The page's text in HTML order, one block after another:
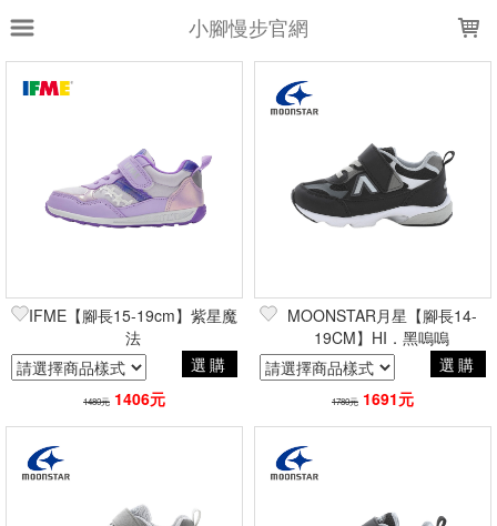
小腳慢步官網
上架時間
黑
灰
粉
銀白 米
粉紫
全部尺寸 11 12 13
15
17 19
20
21
IFME【腳長15-19cm】紫星魔
法
選購
1480元 1406元
MOONSTAR月星【腳長14-
19CM】HI．黑嗚嗚
選購
1780元 1691元